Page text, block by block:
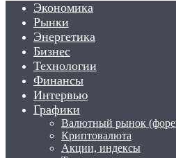
Экономика
Рынки
Энергетика
Бизнес
Технологии
Финансы
Интервью
Графики
Валютный рынок
Криптовалюта
Акции, индексы